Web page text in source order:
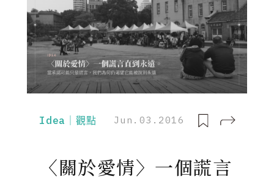
Idea｜觀點 Jun.03.2016
〈關於愛情〉一個謊言